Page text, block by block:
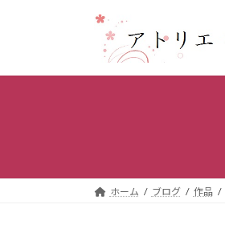
プ
動
ホーム ブログ 作品